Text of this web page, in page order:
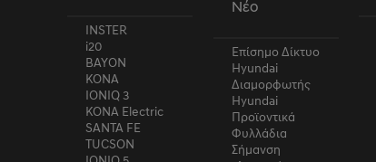
INSTER
i20
BAYON
KONA
IONIQ 3
KONA Electric
SANTA FE
TUCSON
Νέο
Επίσημο Δίκτυο
Hyundai
Διαμορφωτής
Hyundai
Προϊοντικά
Φυλλάδια
Σήμανση